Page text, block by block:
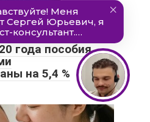
года пособия
на 5,4 %